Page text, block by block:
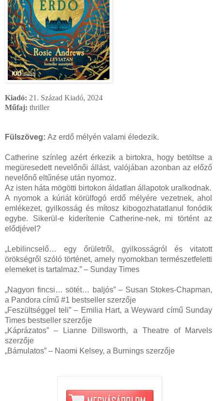
Kiadó: 21. Század Kiadó, 2024
Műfaj: thriller
Fülszöveg: Az erdő mélyén valami éledezik.
Catherine színleg azért érkezik a birtokra, hogy betöltse a
megüresedett nevelőnői állást, valójában azonban az előző
nevelőnő eltűnése után nyomoz.
Az isten háta mögötti birtokon áldatlan állapotok uralkodnak.
A nyomok a kúriát körülfogó erdő mélyére vezetnek, ahol
emlékezet, gyilkosság és mítosz kibogozhatatlanul fonódik
egybe. Sikerül-e kiderítenie Catherine-nek, mi történt az
elődjével?
„Lebilincselő… egy őrületről, gyilkosságról és vitatott
örökségről szóló történet, amely nyomokban természetfeletti
elemeket is tartalmaz.” – Sunday Times
„Nagyon fincsi… sötét… baljós” – Susan Stokes-Chapman,
a Pandora című #1 bestseller szerzője
„Feszültséggel teli” – Emilia Hart, a Weyward című Sunday
Times bestseller szerzője
„Káprázatos” – Lianne Dillsworth, a Theatre of Marvels
szerzője
„Bámulatos” – Naomi Kelsey, a Burnings szerzője